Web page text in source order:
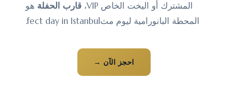
المشترك أو اليخت الخاص VIP،
قارب الحفلة هو
المحطة البانورامية ليوم مثfect day in Istanbul.
احجز الآن →